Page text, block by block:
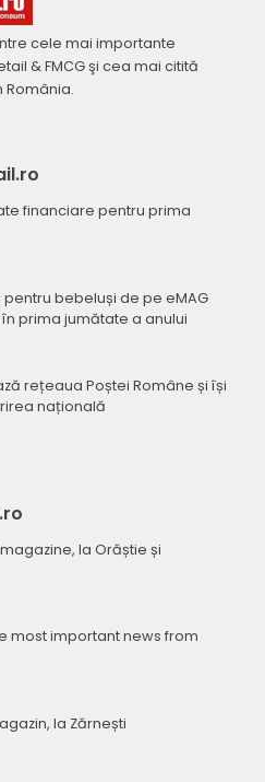
cele mai importante
& FMCG şi cea mai citită
România.
financiare pentru prima
bebeluși de pe eMAG
prima jumătate a anului
rețeaua Poștei Române și își
națională
la Orăștie și
most important news from
la Zărnești